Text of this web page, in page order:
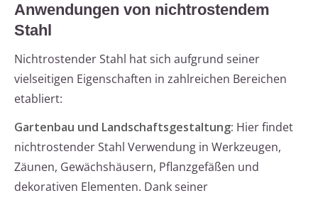
Anwendungen von nichtrostendem
Stahl
Nichtrostender Stahl hat sich aufgrund seiner
vielseitigen Eigenschaften in zahlreichen Bereichen
etabliert:
Gartenbau und Landschaftsgestaltung: Hier findet
nichtrostender Stahl Verwendung in Werkzeugen,
Zäunen, Gewächshäusern, Pflanzgefäßen und
dekorativen Elementen. Dank seiner